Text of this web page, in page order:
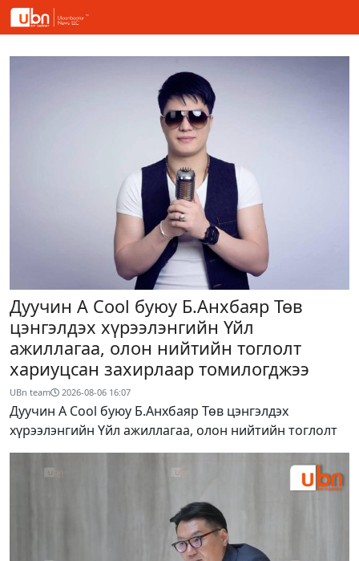
Дуучин A Cool буюу Б.Анхбаяр Төв
цэнгэлдэх хүрээлэнгийн Үйл
ажиллагаа, олон нийтийн тоглолт
хариуцсан захирлаар томилогджээ
UBn team 2026-08-06 16:07
Дуучин A Cool буюу Б.Анхбаяр Төв цэнгэлдэх
хүрээлэнгийн Үйл ажиллагаа, олон нийтийн тоглолт